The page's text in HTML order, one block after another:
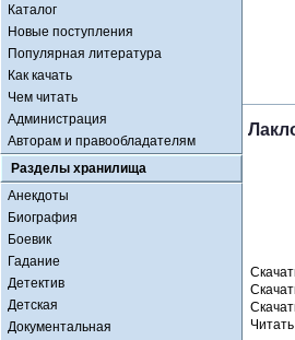
Каталог
Новые поступления
Популярная литература
Как качать
Чем читать
Администрация
Авторам и правообладателям
Разделы хранилища
Анекдоты
Биография
Боевик
Гадание
Детектив
Детская
Документальная